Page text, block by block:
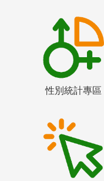
性別統計專區